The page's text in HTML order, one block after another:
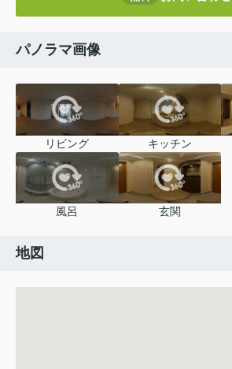
パノラマ画像
リビング キッチン
風呂 玄関
地図